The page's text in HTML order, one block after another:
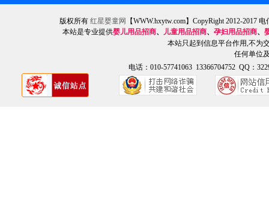
版权所有 红星婴童网
【WWW.hxytw.com】CopyRight 2012-2017
本站是专业提供婴儿用品招商、 儿童用品招商、 孕妇用品招商、
本站只起到信息平台作用,不为
任何单位
电话：010-57741063 13366704752 QQ：